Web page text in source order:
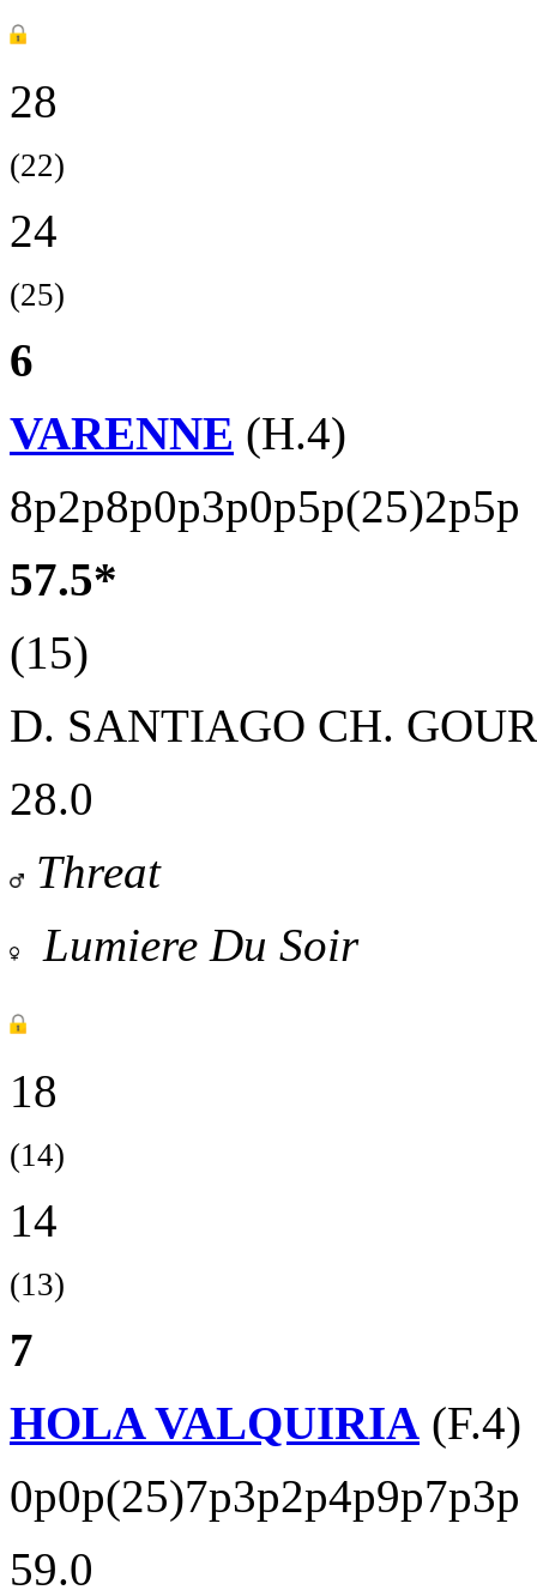
28
(22)
24
(25)
6
VARENNE (H.4)
8p2p8p0p3p0p5p(25)2p5p
57.5*
(15)
D. SANTIAGO CH.
28.0
Threat
Lumiere Du Soir
18
(14)
14
(13)
7
HOLA VALQUIRIA (F.4)
0p0p(25)7p3p2p4p9p7p3p
59.0